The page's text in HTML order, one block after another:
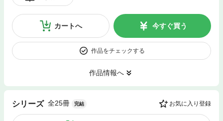
カートへ 今すぐ買う
作品をチェックする
作品情報へ
シリーズ 全25冊 完結 お気に入り登録